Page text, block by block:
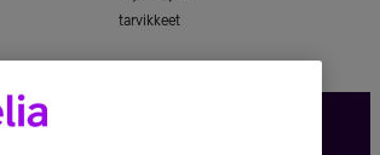
tarvikkeet